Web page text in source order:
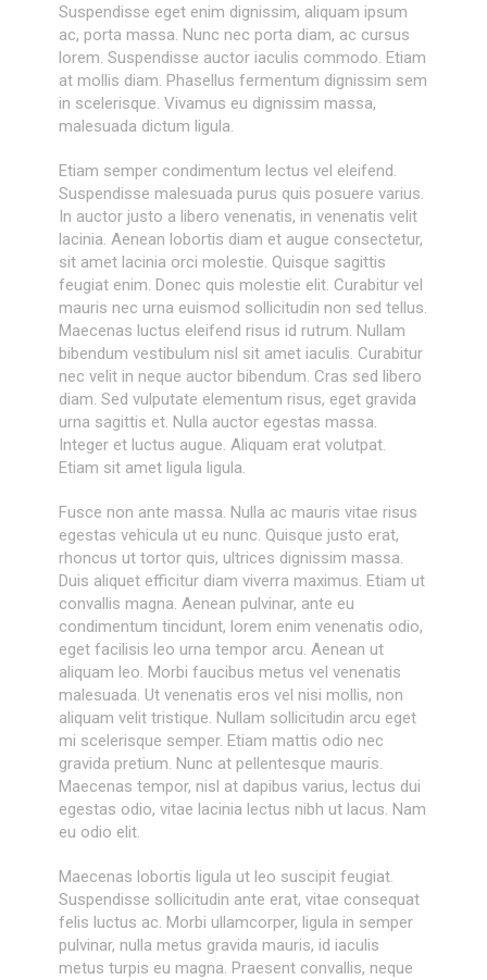
Suspendisse eget enim dignissim, aliquam ipsum
ac, porta massa. Nunc nec porta diam, ac cursus
lorem. Suspendisse auctor iaculis commodo. Etiam
at mollis diam. Phasellus fermentum dignissim sem
in scelerisque. Vivamus eu dignissim massa,
malesuada dictum ligula.
Etiam semper condimentum lectus vel eleifend.
Suspendisse malesuada purus quis posuere varius.
In auctor justo a libero venenatis, in venenatis velit
lacinia. Aenean lobortis diam et augue consectetur,
sit amet lacinia orci molestie. Quisque sagittis
feugiat enim. Donec quis molestie elit. Curabitur vel
mauris nec urna euismod sollicitudin non sed tellus.
Maecenas luctus eleifend risus id rutrum. Nullam
bibendum vestibulum nisl sit amet iaculis. Curabitur
nec velit in neque auctor bibendum. Cras sed libero
diam. Sed vulputate elementum risus, eget gravida
urna sagittis et. Nulla auctor egestas massa.
Integer et luctus augue. Aliquam erat volutpat.
Etiam sit amet ligula ligula.
Fusce non ante massa. Nulla ac mauris vitae risus
egestas vehicula ut eu nunc. Quisque justo erat,
rhoncus ut tortor quis, ultrices dignissim massa.
Duis aliquet efficitur diam viverra maximus. Etiam ut
convallis magna. Aenean pulvinar, ante eu
condimentum tincidunt, lorem enim venenatis odio,
eget facilisis leo urna tempor arcu. Aenean ut
aliquam leo. Morbi faucibus metus vel venenatis
malesuada. Ut venenatis eros vel nisi mollis, non
aliquam velit tristique. Nullam sollicitudin arcu eget
mi scelerisque semper. Etiam mattis odio nec
gravida pretium. Nunc at pellentesque mauris.
Maecenas tempor, nisl at dapibus varius, lectus dui
egestas odio, vitae lacinia lectus nibh ut lacus. Nam
eu odio elit.
Maecenas lobortis ligula ut leo suscipit feugiat.
Suspendisse sollicitudin ante erat, vitae consequat
felis luctus ac. Morbi ullamcorper, ligula in semper
pulvinar, nulla metus gravida mauris, id iaculis
metus turpis eu magna. Praesent convallis, neque